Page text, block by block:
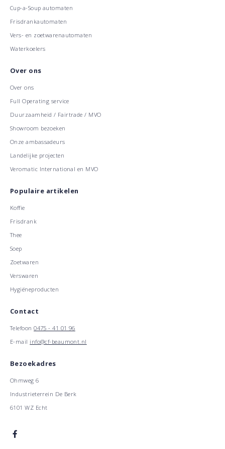
Cup-a-Soup automaten
Frisdrankautomaten
Vers- en zoetwarenautomaten
Waterkoelers
Over ons
Over ons
Full Operating service
Duurzaamheid / Fairtrade / MVO
Showroom bezoeken
Onze ambassadeurs
Landelijke projecten
Veromatic International en MVO
Populaire artikelen
Koffie
Frisdrank
Thee
Soep
Zoetwaren
Verswaren
Hygiëneproducten
Contact
Telefoon0475 - 41 01 96
E-mail info@cf-beaumont.nl
Bezoekadres
Ohmweg 6
Industrieterrein De Berk
6101 WZ Echt